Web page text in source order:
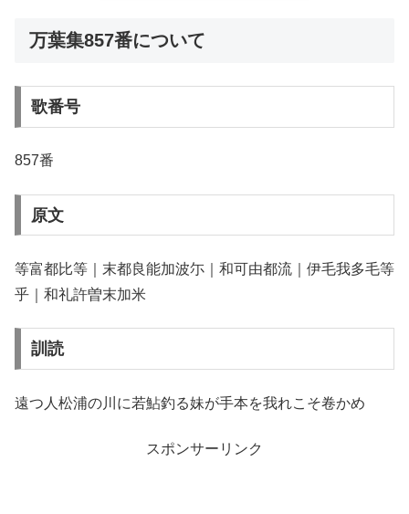
万葉集857番について
歌番号
857番
原文
等富都比等｜末都良能加波尓｜和可由都流｜伊毛我多毛等
乎｜和礼許曽末加米
訓読
遠つ人松浦の川に若鮎釣る妹が手本を我れこそ卷かめ
スポンサーリンク